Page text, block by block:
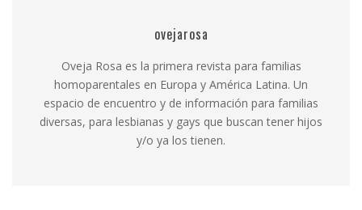
ovejarosa
Oveja Rosa es la primera revista para familias
homoparentales en Europa y América Latina. Un
espacio de encuentro y de información para familias
diversas, para lesbianas y gays que buscan tener hijos
y/o ya los tienen.